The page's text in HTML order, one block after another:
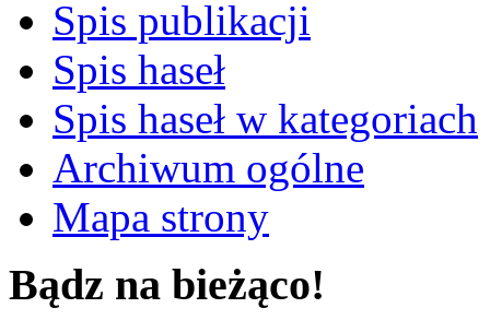
Spis publikacji
Spis haseł
Spis haseł w kategoriach
Archiwum ogólne
Mapa strony
Bądz na bieżąco!